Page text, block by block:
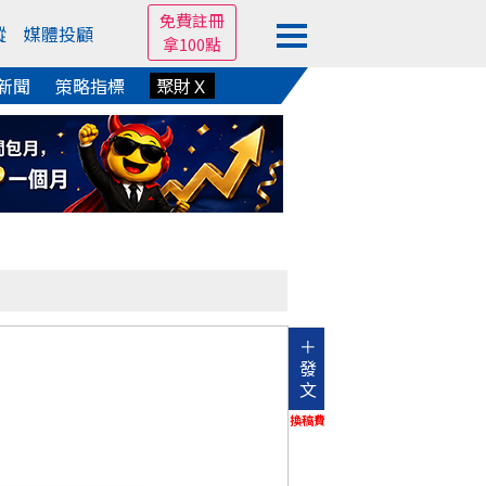
媒體投顧
免費註冊
拿100點
聞 策略指標 聚財Ｘ
＋
發
文
換稿費